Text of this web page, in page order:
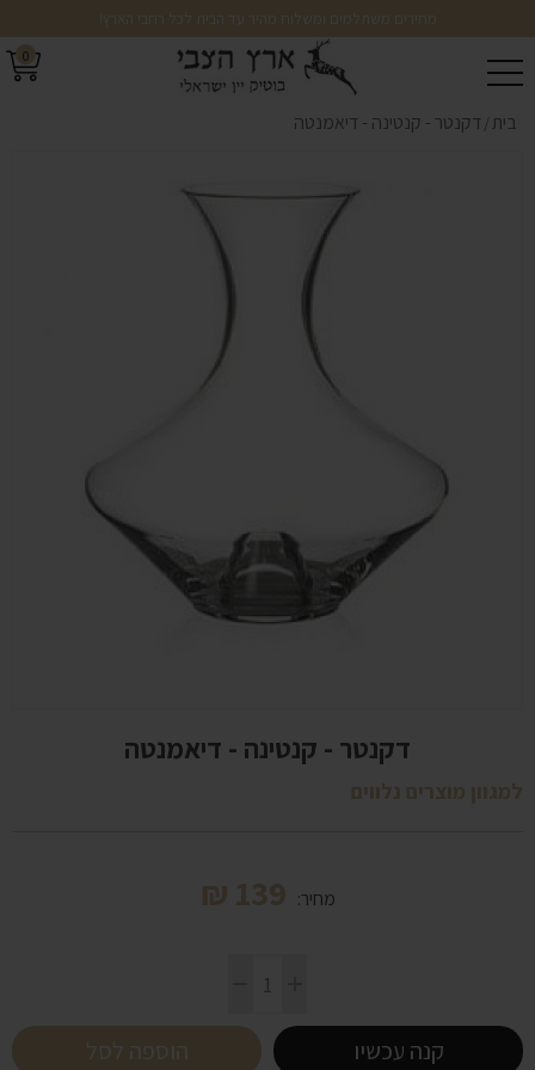
מחירים משתלמים ומשלוח מהיר עד הבית לכל רחבי הארץ!
0
בית/ דקנטר - קנטינה - דיאמנטה
דקנטר - קנטינה - דיאמנטה
למגוון מוצרים נלווים
מחיר: 139
₪
קנה עכשיו הוספה לסל